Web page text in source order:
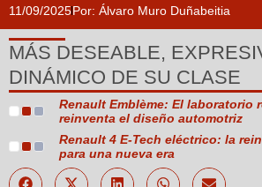
11/09/2025Por: Álvaro Muro Duñabeitia
MÁS DESEABLE,
DINÁMICO DE SU CLASE
Renault Emblème: El laboratorio
reinventa el diseño automotriz
Renault 4 E-Tech eléctrico: la
para una nueva era